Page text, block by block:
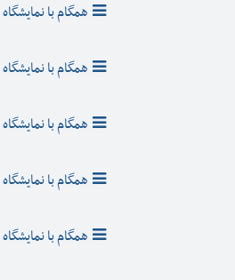
همگام با نمايشگاه
همگام با نمايشگاه
همگام با نمايشگاه
همگام با نمايشگاه
همگام با نمايشگاه